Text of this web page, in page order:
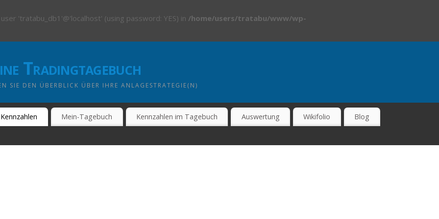
'tratabu_db1'@'localhost' (using password: YES) in /home/users/tratabu/www/wp-
Tradingtagebuch
SIE DEN ÜBERBLICK ÜBER IHRE ANLAGESTRATEGIE(N)
Kennzahlen Mein-Tagebuch Kennzahlen im Tagebuch Auswertung Wikifolio Blog